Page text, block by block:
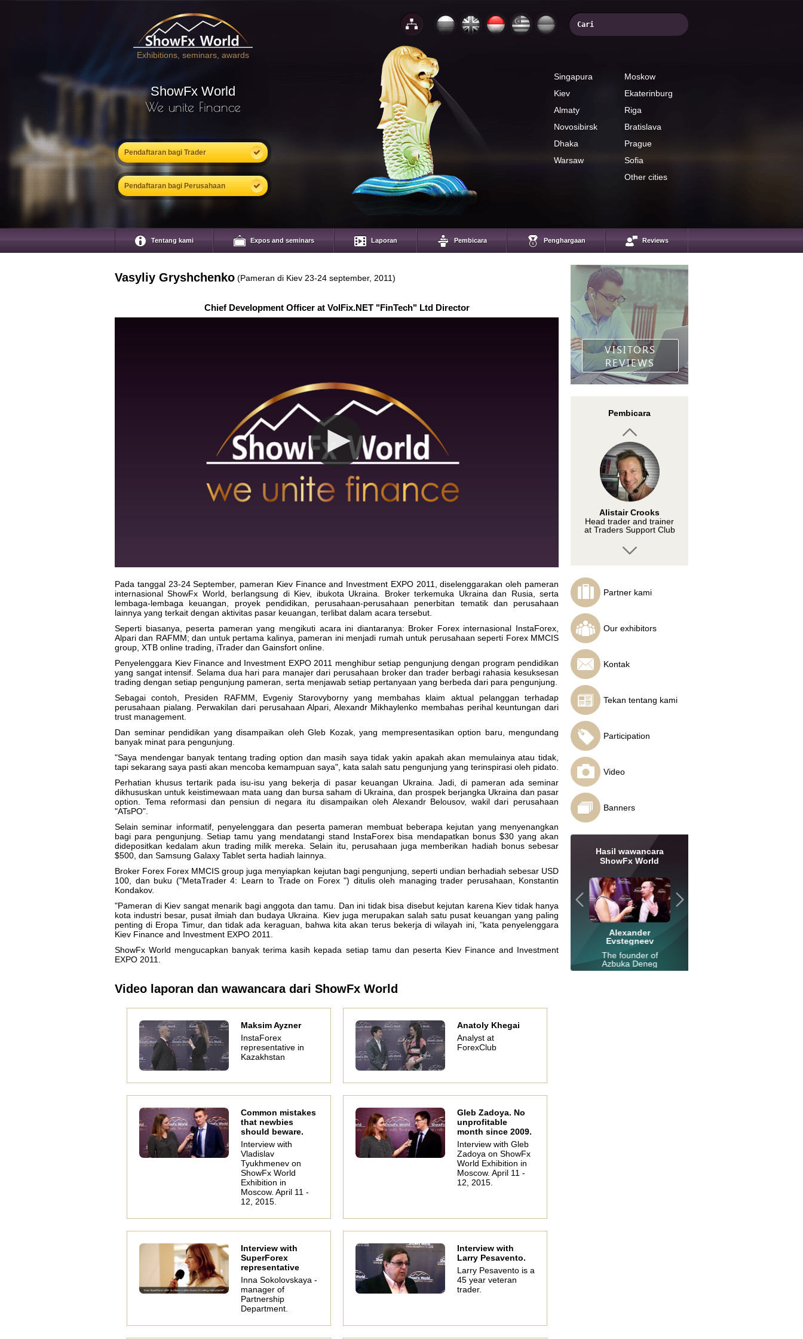
Singapura
Moskow
Kiev
Ekaterinburg
Almaty
Riga
Novosibirsk
Bratislava
Dhaka
Prague
Warsaw
Sofia
Other cities
Exhibitions, seminars, awards
ShowFx World
We unite Finance
Pendaftaran bagi Trader
Pendaftaran bagi Perusahaan
Tentang kami Expos and seminars Laporan Pembicara Penghargaan Reviews
VISITORS
REVIEWS
Pembicara
Writer, business trainer
Ang Kar Yong
Investor and trader
Rocky Yaman
Alistair Crooks
Head trader and trainer
at Traders Support Club
InstaForex analyst
Writer, business trainer
Ang Kar Yong
Investor and trader
Partner kami
Our exhibitors
Kontak
Tekan tentang kami
Participation
Video
Banners
Hasil wawancara
ShowFx World
Sergey Kostenko
InstaForex analyst
Nadezhda Zhizhko
InstaForex analyst
Oleg Shmunis
Executive director
InstaTrade
Investment Company
Alexander
Evstegneev
The founder of
Azbuka Deneg
educational web
Vasyliy Gryshchenko (Pameran di Kiev 23-24 september, 2011)
Chief Development Officer at VolFix.NET "FinTech" Ltd Director
Pada tanggal 23-24 September, pameran Kiev Finance and Investment EXPO 2011, diselenggarakan oleh pameran
internasional ShowFx World, berlangsung di Kiev, ibukota Ukraina. Broker terkemuka Ukraina dan Rusia, serta
lembaga-lembaga keuangan, proyek pendidikan, perusahaan-perusahaan penerbitan tematik dan perusahaan
lainnya yang terkait dengan aktivitas pasar keuangan, terlibat dalam acara tersebut.
Seperti biasanya, peserta pameran yang mengikuti acara ini diantaranya: Broker Forex internasional InstaForex,
Alpari dan RAFMM; dan untuk pertama kalinya, pameran ini menjadi rumah untuk perusahaan seperti Forex MMCIS
group, XTB online trading, iTrader dan Gainsfort online.
Penyelenggara Kiev Finance and Investment EXPO 2011 menghibur setiap pengunjung dengan program pendidikan
yang sangat intensif. Selama dua hari para manajer dari perusahaan broker dan trader berbagi rahasia kesuksesan
trading dengan setiap pengunjung pameran, serta menjawab setiap pertanyaan yang berbeda dari para pengunjung.
Sebagai contoh, Presiden RAFMM, Evgeniy Starovyborny yang membahas klaim aktual pelanggan terhadap
perusahaan pialang. Perwakilan dari perusahaan Alpari, Alexandr Mikhaylenko membahas perihal keuntungan dari
trust management.
Dan seminar pendidikan yang disampaikan oleh Gleb Kozak, yang mempresentasikan option baru, mengundang
banyak minat para pengunjung.
"Saya mendengar banyak tentang trading option dan masih saya tidak yakin apakah akan memulainya atau tidak,
tapi sekarang saya pasti akan mencoba kemampuan saya", kata salah satu pengunjung yang terinspirasi oleh pidato.
Perhatian khusus tertarik pada isu-isu yang bekerja di pasar keuangan Ukraina. Jadi, di pameran ada seminar
dikhususkan untuk keistimewaan mata uang dan bursa saham di Ukraina, dan prospek berjangka Ukraina dan pasar
option. Tema reformasi dan pensiun di negara itu disampaikan oleh Alexandr Belousov, wakil dari perusahaan
"ATsPO".
Selain seminar informatif, penyelenggara dan peserta pameran membuat beberapa kejutan yang menyenangkan
bagi para pengunjung. Setiap tamu yang mendatangi stand InstaForex bisa mendapatkan bonus $30 yang akan
didepositkan kedalam akun trading milik mereka. Selain itu, perusahaan juga memberikan hadiah bonus sebesar
$500, dan Samsung Galaxy Tablet serta hadiah lainnya.
Broker Forex Forex MMCIS group juga menyiapkan kejutan bagi pengunjung, seperti undian berhadiah sebesar USD
100, dan buku ("MetaTrader 4: Learn to Trade on Forex ") ditulis oleh managing trader perusahaan, Konstantin
Kondakov.
"Pameran di Kiev sangat menarik bagi anggota dan tamu. Dan ini tidak bisa disebut kejutan karena Kiev tidak hanya
kota industri besar, pusat ilmiah dan budaya Ukraina. Kiev juga merupakan salah satu pusat keuangan yang paling
penting di Eropa Timur, dan tidak ada keraguan, bahwa kita akan terus bekerja di wilayah ini, "kata penyelenggara
Kiev Finance and Investment EXPO 2011.
ShowFx World mengucapkan banyak terima kasih kepada setiap tamu dan peserta Kiev Finance and Investment
EXPO 2011.
Video laporan dan wawancara dari ShowFx World
Maksim Ayzner
InstaForex
representative in
Kazakhstan
Anatoly Khegai
Analyst at
ForexClub
Common mistakes
that newbies
should beware.
Interview with
Vladislav
Tyukhmenev on
ShowFx World
Exhibition in
Moscow. April 11 -
12, 2015.
Gleb Zadoya. No
unprofitable
month since 2009.
Interview with Gleb
Zadoya on ShowFx
World Exhibition in
Moscow. April 11 -
12, 2015.
Interview with
SuperForex
representative
Inna Sokolovskaya -
manager of
Partnership
Department.
Interview with
Larry Pesavento.
Larry Pesavento is a
45 year veteran
trader.